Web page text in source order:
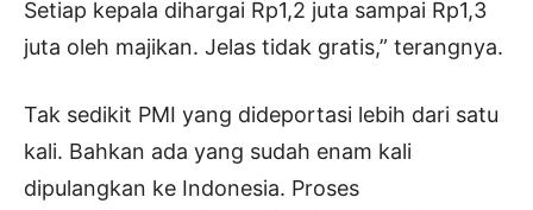
Setiap kepala dihargai Rp1,2 juta sampai Rp1,3
juta oleh majikan. Jelas tidak gratis,” terangnya.
Tak sedikit PMI yang dideportasi lebih dari satu
kali. Bahkan ada yang sudah enam kali
dipulangkan ke Indonesia. Proses